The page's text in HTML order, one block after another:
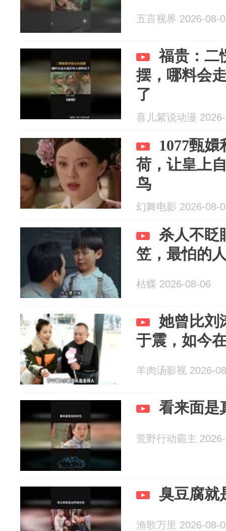
五言视界 2026-08-
福贵：二
摆，哪料会
了
喜儿紫说动漫
1077甄
荷，让皇上
鸟
幻舞电影 2026-08-
杀人不眨
笠，最怕的
枯蝶 2026-08-06
她曾比刘
于震，如今
羊肉汤影视 2026-
看来面是
荒野行动霸主
臭豆腐就
渔歌万里 2026-08-